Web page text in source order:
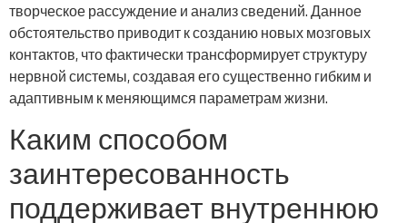
творческое рассуждение и анализ сведений. Данное
обстоятельство приводит к созданию новых мозговых
контактов, что фактически трансформирует структуру
нервной системы, создавая его существенно гибким и
адаптивным к меняющимся параметрам жизни.
Каким способом
заинтересованность
поддерживает внутреннюю